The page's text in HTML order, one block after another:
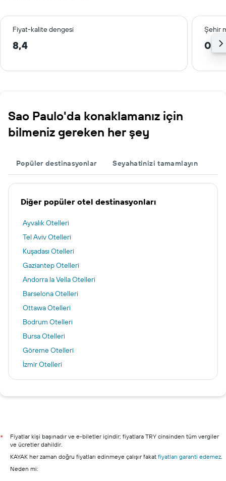
Fiyat-kalite dengesi Şehir
8,4 0,8
Sao Paulo'da konaklamanız için
bilmeniz gereken her şey
Popüler destinasyonlar Seyahatinizi tamamlayın
Diğer popüler otel destinasyonları
Ayvalık Otelleri
Tel Aviv Otelleri
Kuşadası Otelleri
Gaziantep Otelleri
Andorra la Vella Otelleri
Barselona Otelleri
Ottawa Otelleri
Bodrum Otelleri
Bursa Otelleri
Göreme Otelleri
İzmir Otelleri
Amsterdam Otelleri
Alanya otelleri
Şile otelleri
*
Fiyatlar kişi başınadır ve e-biletler içindir; fiyatlara TRY cinsinden tüm vergiler
ve ücretler dahildir.
KAYAK her zaman doğru fiyatları edinmeye çalışır fakat fiyatları garanti edemez.
Neden mi: